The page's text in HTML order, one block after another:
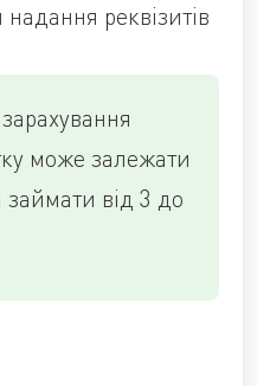
реквізитів
може залежати
займати від 3 до